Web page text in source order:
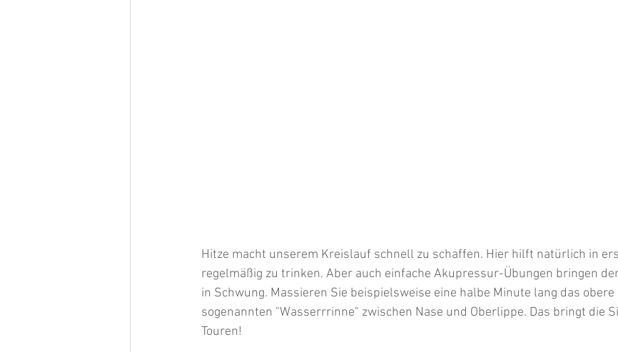
Hitze macht unserem Kreislauf schnell zu schaffen. Hier hilft natürlich in
regelmäßig zu trinken. Aber auch einfache Akupressur-Übungen bringen
in Schwung. Massieren Sie beispielsweise eine halbe Minute lang das
sogenannten "Wasserrrinne" zwischen Nase und Oberlippe. Das bringt die
Touren!